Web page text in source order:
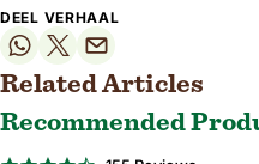
DEEL VERHAAL
Related Articles
Recommended